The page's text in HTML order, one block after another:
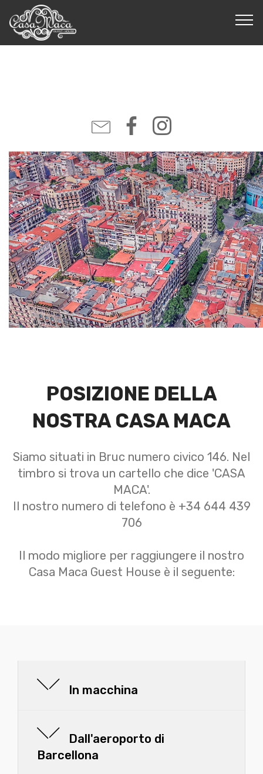
POSIZIONE DELLA
NOSTRA CASA MACA
Siamo situati in Bruc numero civico 146. Nel
timbro si trova un cartello che dice 'CASA
MACA'.
Il nostro numero di telefono è +34 644 439
706
Il modo migliore per raggiungere il nostro
Casa Maca Guest House è il seguente:
In macchina
Dall'aeroporto di
Barcellona